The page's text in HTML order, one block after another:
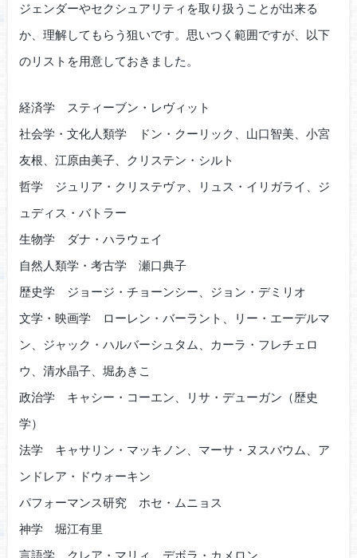
ジェンダーやセクシュアリティを取り扱うことが出来る
か、理解してもらう狙いです。思いつく範囲ですが、以下
のリストを用意しておきました。
経済学 スティーブン・レヴィット
社会学・文化人類学 ドン・クーリック、山口智美、小宮
友根、江原由美子、クリステン・シルト
哲学 ジュリア・クリステヴァ、リュス・イリガライ、ジ
ュディス・バトラー
生物学 ダナ・ハラウェイ
自然人類学・考古学 瀬口典子
歴史学 ジョージ・チョーンシー、ジョン・デミリオ
文学・映画学 ローレン・バーラント、リー・エーデルマ
ン、ジャック・ハルバーシュタム、カーラ・フレチェロ
ウ、清水晶子、堀あきこ
政治学 キャシー・コーエン、リサ・デューガン（歴史
学）
法学 キャサリン・マッキノン、マーサ・ヌスバウム、ア
ンドレア・ドウォーキン
パフォーマンス研究 ホセ・ムニョス
神学 堀江有里
言語学 クレア・マリィ、デボラ・カメロン